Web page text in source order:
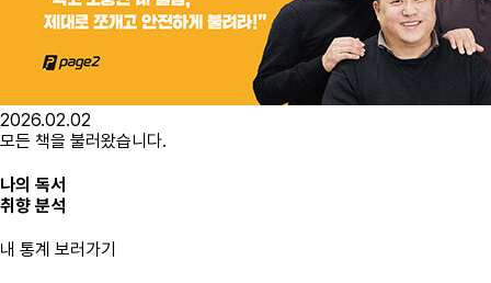
2026.02.02
모든 책을 불러왔습니다.
나의 독서
취향 분석
내 통계 보러가기